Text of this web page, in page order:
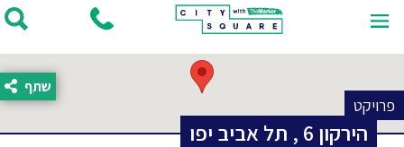
פרויקט
הירקון 6
, תל אביב יפו
שתף